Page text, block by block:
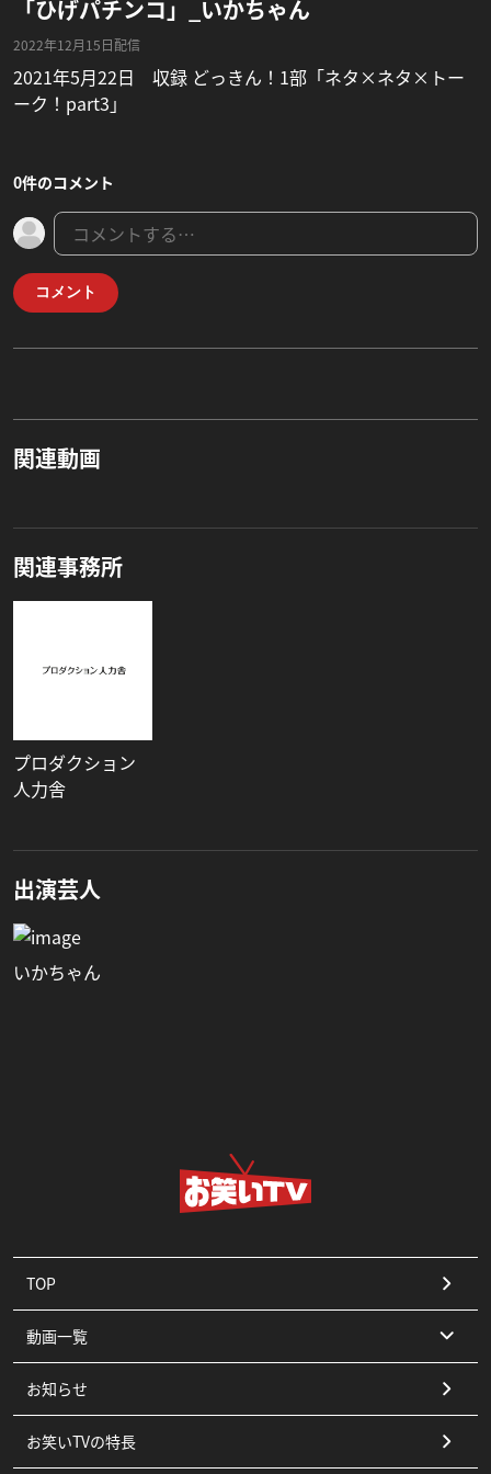
「ひげパチンコ」_いかちゃん
2022年12月15日配信
2021年5月22日 収録 どっきん！1部「ネタ×ネタ×トー
ーク！part3」
0件のコメント
コメント
関連動画
関連事務所
プロダクション
人力舎
出演芸人
いかちゃん
TOP
動画一覧
コント
漫才
お知らせ
お笑いTVの特長